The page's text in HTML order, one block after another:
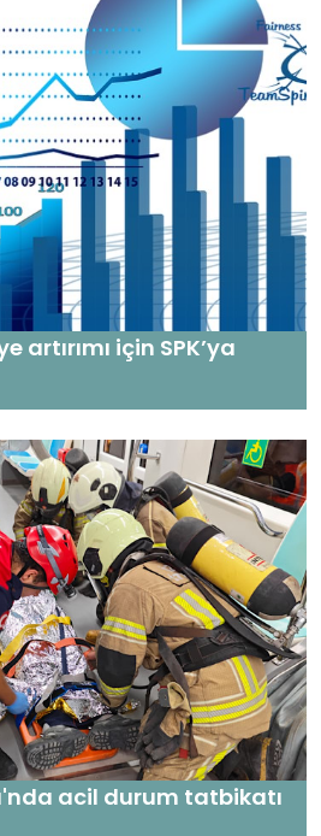
artırımı için SPK’ya
acil durum tatbikatı